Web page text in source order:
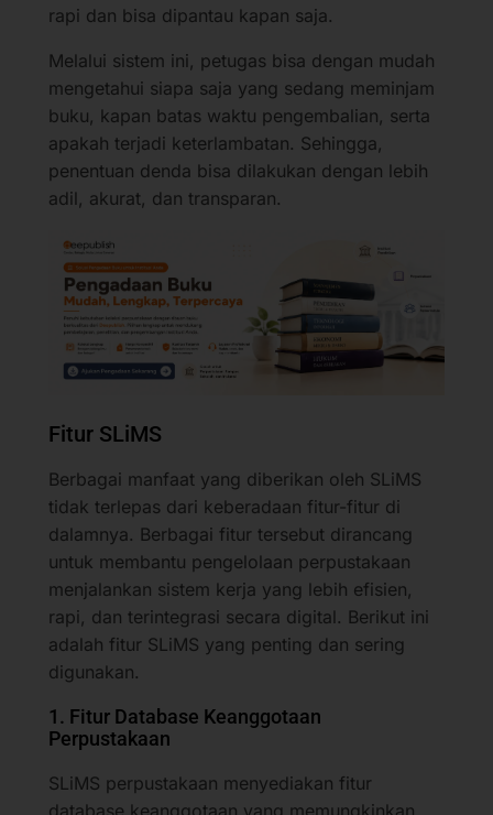
rapi dan bisa dipantau kapan saja.
Melalui sistem ini, petugas bisa dengan mudah
mengetahui siapa saja yang sedang meminjam
buku, kapan batas waktu pengembalian, serta
apakah terjadi keterlambatan. Sehingga,
penentuan denda bisa dilakukan dengan lebih
adil, akurat, dan transparan.
Fitur SLiMS
Berbagai manfaat yang diberikan oleh SLiMS
tidak terlepas dari keberadaan fitur-fitur di
dalamnya. Berbagai fitur tersebut dirancang
untuk membantu pengelolaan perpustakaan
menjalankan sistem kerja yang lebih efisien,
rapi, dan terintegrasi secara digital. Berikut ini
adalah fitur SLiMS yang penting dan sering
digunakan.
1. Fitur Database Keanggotaan
Perpustakaan
SLiMS perpustakaan menyediakan fitur
database keanggotaan yang memungkinkan